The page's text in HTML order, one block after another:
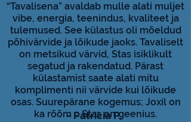
“Tavalisena” avaldab mulle alati muljet
vibe, energia, teenindus, kvaliteet ja
tulemused. See külastus oli mõeldud
põhivärvide ja lõikude jaoks. Tavaliselt
on metsikud värvid, Stas isiklikult
segatud ja rakendatud. Pärast
külastamist saate alati mitu
komplimenti nii värvide kui lõikude
osas. Suurepärane kogemus; Joxil on
ka rõõm ... Stas on geenius.
- Patricia P.